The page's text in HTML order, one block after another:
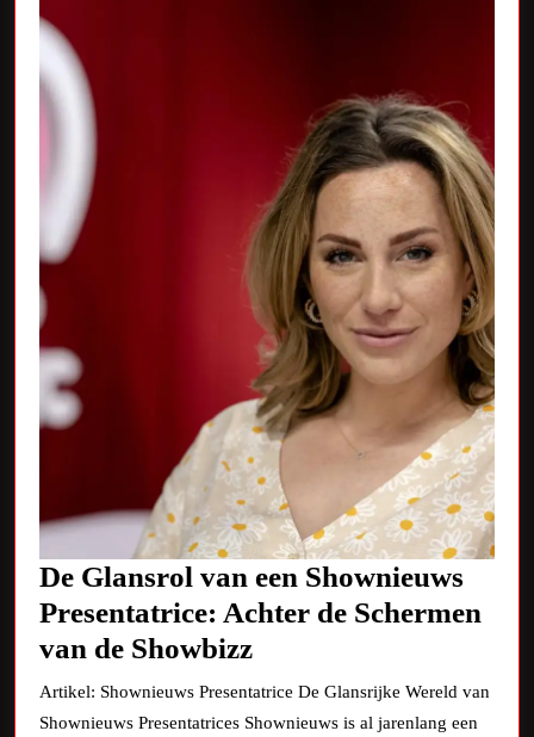
De Glansrol van een Shownieuws
Presentatrice: Achter de Schermen
van de ShowbizzDe
Glansrol
van
Artikel: Shownieuws Presentatrice De Glansrijke Wereld van
Shownieuws Presentatrices Shownieuws is al jarenlang een